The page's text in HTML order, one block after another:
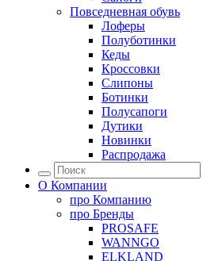
Повседневная обувь
Лоферы
Полуботинки
Кеды
Кроссовки
Слипоны
Ботинки
Полусапоги
Дутики
Новинки
Распродажа
О Компании
про Компанию
про Бренды
PROSAFE
WANNGO
ELKLAND